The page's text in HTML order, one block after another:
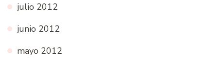
julio 2012
junio 2012
mayo 2012